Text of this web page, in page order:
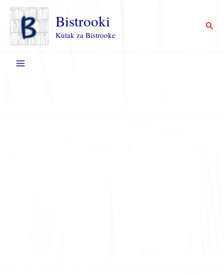
Пређи
садржај
Bistrooki
Kutak za Bistrooke